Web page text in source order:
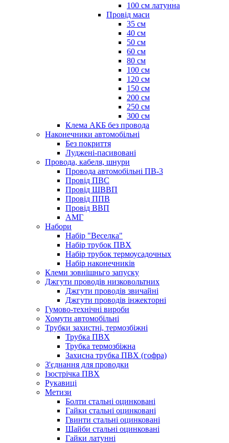
100 см латунна
Провід маси
35 см
40 см
50 см
60 см
80 см
100 см
120 см
150 см
200 см
250 см
300 см
Клема АКБ без провода
Наконечники автомобільні
Без покриття
Луджені-пасивовані
Провода, кабеля, шнури
Провода автомобільні ПВ-3
Провід ПВС
Провід ШВВП
Провід ППВ
Провід ВВП
АМГ
Набори
Набір "Веселка"
Набір трубок ПВХ
Набір трубок термоусадочных
Набір наконечників
Клеми зовнішньго запуску
Джгути проводів низковольтних
Джгути проводів звичайні
Джгути проводів інжекторні
Гумово-технічні вироби
Хомути автомобільні
Трубки захистні, термозбіжні
Трубка ПВХ
Трубка термозбіжна
Захисна трубка ПВХ (гофра)
З'єднання для проводки
Ізострічка ПВХ
Рукавиці
Метизи
Болти стальні оцинковані
Гайки стальні оцинковані
Гвинти стальні оцинковані
Шайби стальні оцинковані
Гайки латунні